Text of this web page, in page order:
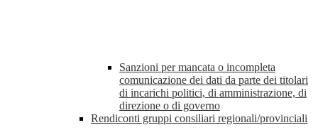
Sanzioni per mancata o incompleta
comunicazione dei dati da parte dei titolari
di incarichi politici, di amministrazione, di
direzione o di governo
Rendiconti gruppi consiliari regionali/provinciali